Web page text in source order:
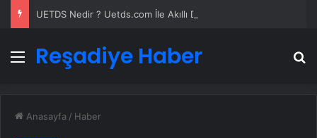
Menü
Reşadiye Haber
Anasayfa / Haber